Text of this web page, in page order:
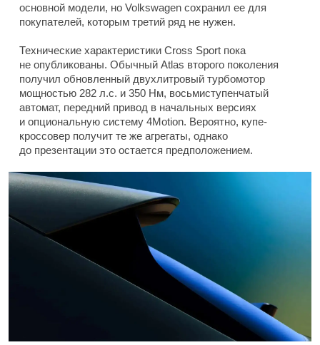
основной модели, но Volkswagen сохранил ее для
покупателей, которым третий ряд не нужен.
Технические характеристики Cross Sport пока
не опубликованы. Обычный Atlas второго поколения
получил обновленный двухлитровый турбомотор
мощностью 282 л.с. и 350 Нм, восьмиступенчатый
автомат, передний привод в начальных версиях
и опциональную систему 4Motion. Вероятно, купе-
кроссовер получит те же агрегаты, однако
до презентации это остается предположением.